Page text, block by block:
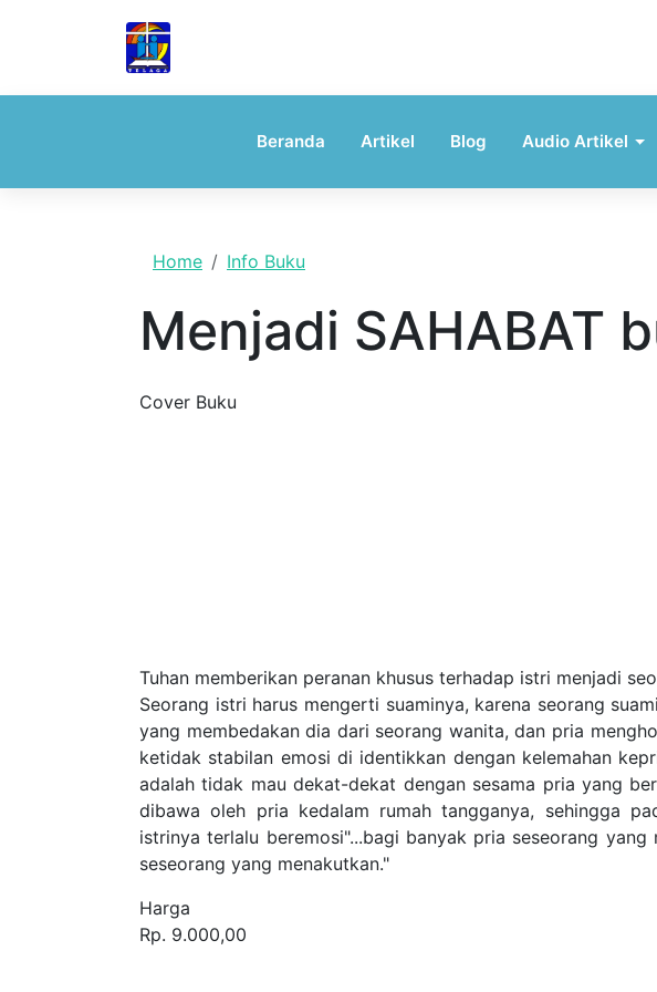
Beranda Artikel Blog Audio Artikel
Home Info Buku
Menjadi SAHABAT
Cover Buku
Tuhan memberikan peranan khusus terhadap istri menjadi
Seorang istri harus mengerti suaminya, karena seorang
yang membedakan dia dari seorang wanita, dan pria
ketidak stabilan emosi di identikkan dengan kelemahan
adalah tidak mau dekat-dekat dengan sesama pria yang
dibawa oleh pria kedalam rumah tangganya, sehingga
istrinya terlalu beremosi"...bagi banyak pria seseorang
seseorang yang menakutkan."
Harga
Rp. 9.000,00